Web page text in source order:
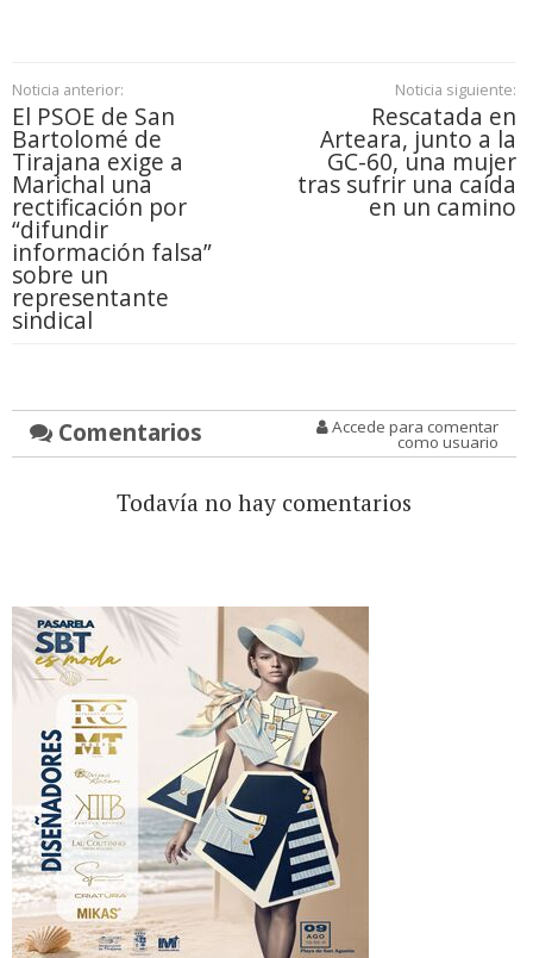
Noticia anterior:
El PSOE de San
Bartolomé de
Tirajana exige a
Marichal una
rectificación por
“difundir
información falsa”
sobre un
representante
sindical
Noticia siguiente:
Rescatada en
Arteara, junto a la
GC-60, una mujer
tras sufrir una caída
en un camino
Comentarios Accede para comentar
como usuario
Todavía no hay comentarios